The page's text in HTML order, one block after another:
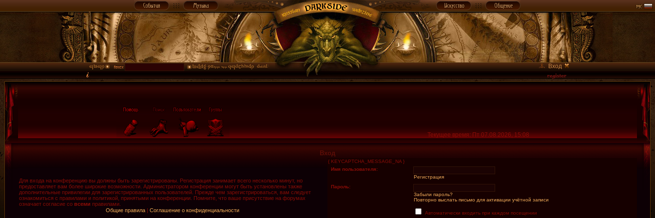
Вход
Текущее время: Пт 07.08.2026, 15:08
Вход
Для входа на конференцию вы должны быть зарегистрированы. Регистрация занимает всего несколько минут, но
предоставляет вам более широкие возможности. Администратором конференции могут быть установлены также
дополнительные привилегии для зарегистрированных пользователей. Прежде чем зарегистрироваться, вам следует
ознакомиться с правилами и политикой, принятыми на конференции. Помните, что ваше присутствие на форумах
означает согласие со всеми правилами.
Общие правила | Соглашение о конфиденциальности
{ KEYCAPTCHA_MESSAGE_NA }
Имя пользователя:
Регистрация
Пароль:
Забыли пароль?
Повторно выслать письмо для активации учётной записи
Автоматически входить при каждом посещении